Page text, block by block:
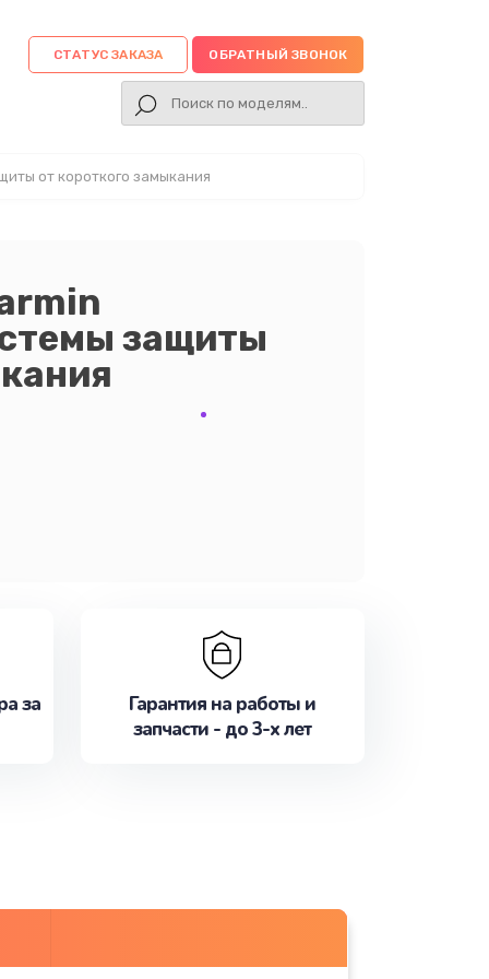
СТАТУС ЗАКАЗА ОБРАТНЫЙ ЗВОНОК
от короткого замыкания
защиты
за
Гарантия на работы и
запчасти - до 3-х лет